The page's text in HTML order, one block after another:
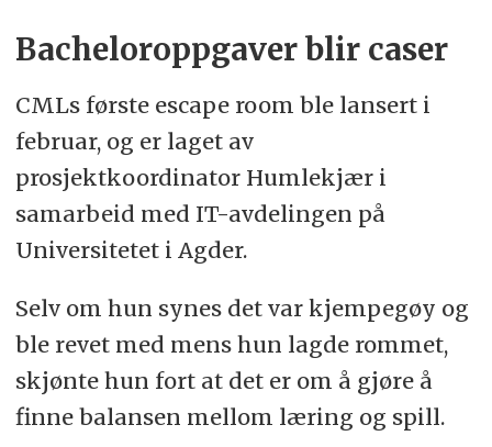
Bacheloroppgaver blir caser
CMLs første escape room ble lansert i
februar, og er laget av
prosjektkoordinator Humlekjær i
samarbeid med IT-avdelingen på
Universitetet i Agder.
Selv om hun synes det var kjempegøy og
ble revet med mens hun lagde rommet,
skjønte hun fort at det er om å gjøre å
finne balansen mellom læring og spill.